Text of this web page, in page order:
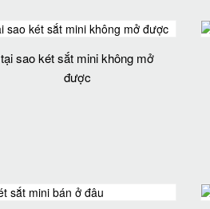
tại sao két sắt mini không mở
được